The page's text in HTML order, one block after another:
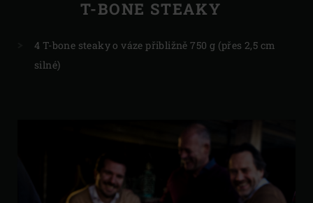
T-BONE STEAKY
4 T-bone steaky o váze přibližně 750 g (přes 2,5 cm
silné)